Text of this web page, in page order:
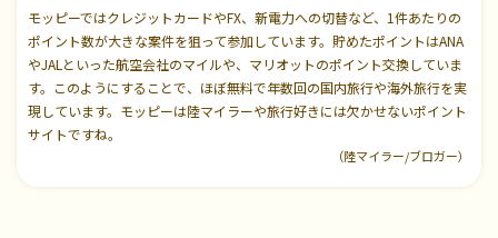
モッピーではクレジットカードやFX、新電力への切替など、1件あたりの
ポイント数が大きな案件を狙って参加しています。貯めたポイントはANA
やJALといった航空会社のマイルや、マリオットのポイント交換していま
す。このようにすることで、ほぼ無料で年数回の国内旅行や海外旅行を実
現しています。モッピーは陸マイラーや旅行好きには欠かせないポイント
サイトですね。
（陸マイラー/ブロガー）